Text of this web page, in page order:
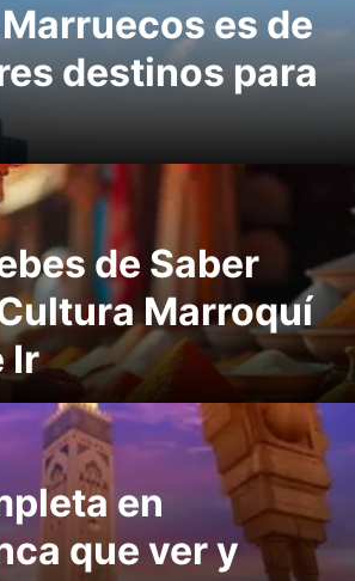
es de
destinos para
de Saber
Marroquí
Ir
en
que ver y